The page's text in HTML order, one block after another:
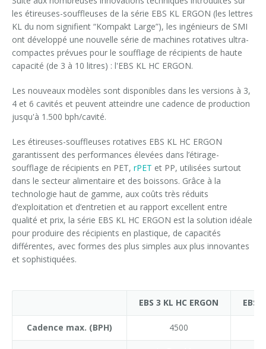
les étireuses-souffleuses de la série EBS KL ERGON (les lettres
KL du nom signifient “Kompakt Large”), les ingénieurs de SMI
ont développé une nouvelle série de machines rotatives ultra-
compactes prévues pour le soufflage de récipients de haute
capacité (de 3 à 10 litres) : l'EBS KL HC ERGON.
Les nouveaux modèles sont disponibles dans les versions à 3,
4 et 6 cavités et peuvent atteindre une cadence de production
jusqu'à 1.500 bph/cavité.
Les étireuses-souffleuses rotatives EBS KL HC ERGON
garantissent des performances élevées dans l’étirage-
soufflage de récipients en PET, rPET et PP, utilisées surtout
dans le secteur alimentaire et des boissons. Grâce à la
technologie haut de gamme, aux coûts très réduits
d’exploitation et d’entretien et au rapport excellent entre
qualité et prix, la série EBS KL HC ERGON est la solution idéale
pour produire des récipients en plastique, de capacités
différentes, avec formes des plus simples aux plus innovantes
et sophistiquées.
EBS 3 KL HC ERGON EBS
Cadence max. (BPH) 4500